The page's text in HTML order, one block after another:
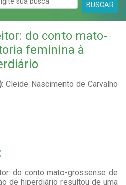
BUSCAR
do conto mato-
feminina à
Cleide Nascimento de Carvalho
do conto mato-grossense de
de hiperdiário resultou de uma